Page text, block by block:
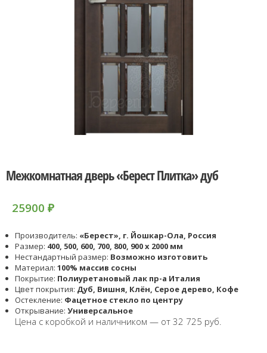
Межкомнатная дверь «Берест Плитка» дуб
25900 ₽
Производитель: «Берест», г. Йошкар-Ола, Россия
Размер: 400, 500, 600, 700, 800, 900 x 2000 мм
Нестандартный размер: Возможно изготовить
Материал: 100% массив сосны
Покрытие: Полиуретановый лак пр-а Италия
Цвет покрытия: Дуб, Вишня, Клён, Серое дерево, Кофе
Остекление: Фацетное стекло по центру
Открывание: Универсальное
Цена с коробкой и наличником — от 32 725 руб.